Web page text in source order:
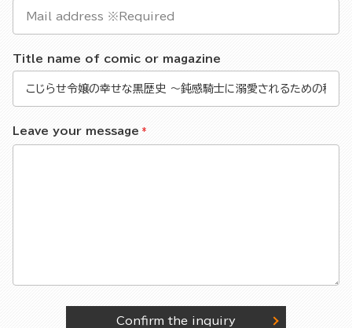
Title name of comic or magazine
Leave your message
Confirm the inquiry